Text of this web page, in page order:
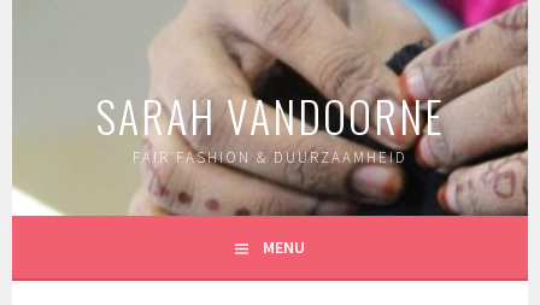
SARAH VANDOORNE
FAIR FASHION & DUURZAAMHEID
MENU